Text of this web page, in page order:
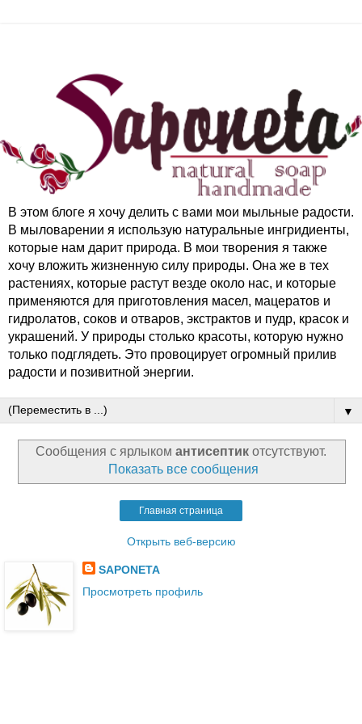
В этом блоге я хочу делить с вами мои мыльные радости.
В мыловарении я использую натуральные ингридиенты,
которые нам дарит природа. В мои творения я также
хочу вложить жизненную силу природы. Она же в тех
растениях, которые растут везде около нас, и которые
применяются для приготовления масел, мацератов и
гидролатов, соков и отваров, экстрактов и пудр, красок и
украшений. У природы столько красоты, которую нужно
только подглядеть. Это провоцирует огромный прилив
радости и позивитной энергии.
▼
Сообщения с ярлыком антисептик отсутствуют.
Показать все сообщения
Главная страница
Открыть веб-версию
SAPONETA
Просмотреть профиль